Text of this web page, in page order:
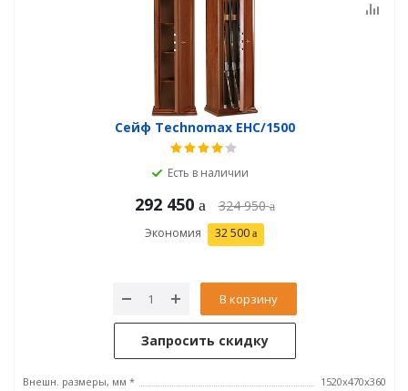
Сейф Technomax EHC/1500
Есть в наличии
292 450 324 950
Экономия 32 500
В корзину
Запросить скидку
Внешн. размеры, мм *
1520x470x360